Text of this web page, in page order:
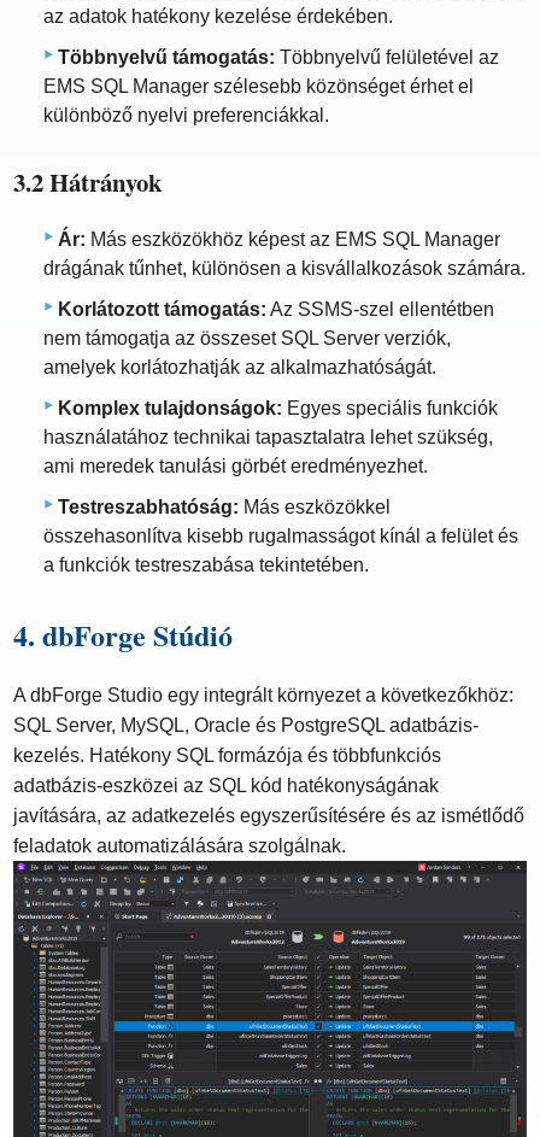
az adatok hatékony kezelése érdekében.
Többnyelvű támogatás: Többnyelvű felületével az
EMS SQL Manager szélesebb közönséget érhet el
különböző nyelvi preferenciákkal.
3.2 Hátrányok
Ár: Más eszközökhöz képest az EMS SQL Manager
drágának tűnhet, különösen a kisvállalkozások számára.
Korlátozott támogatás: Az SSMS-szel ellentétben
nem támogatja az összeset SQL Server verziók,
amelyek korlátozhatják az alkalmazhatóságát.
Komplex tulajdonságok: Egyes speciális funkciók
használatához technikai tapasztalatra lehet szükség,
ami meredek tanulási görbét eredményezhet.
Testreszabhatóság: Más eszközökkel
összehasonlítva kisebb rugalmasságot kínál a felület és
a funkciók testreszabása tekintetében.
4. dbForge Stúdió
A dbForge Studio egy integrált környezet a következőkhöz:
SQL Server, MySQL, Oracle és PostgreSQL adatbázis-
kezelés. Hatékony SQL formázója és többfunkciós
adatbázis-eszközei az SQL kód hatékonyságának
javítására, az adatkezelés egyszerűsítésére és az ismétlődő
feladatok automatizálására szolgálnak.